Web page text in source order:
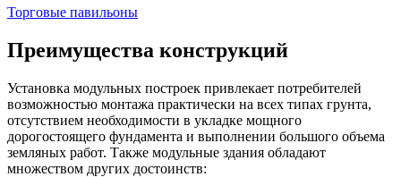
Торговые павильоны
Преимущества конструкций
Установка модульных построек привлекает потребителей
возможностью монтажа практически на всех типах грунта,
отсутствием необходимости в укладке мощного
дорогостоящего фундамента и выполнении большого объема
земляных работ. Также модульные здания обладают
множеством других достоинств: